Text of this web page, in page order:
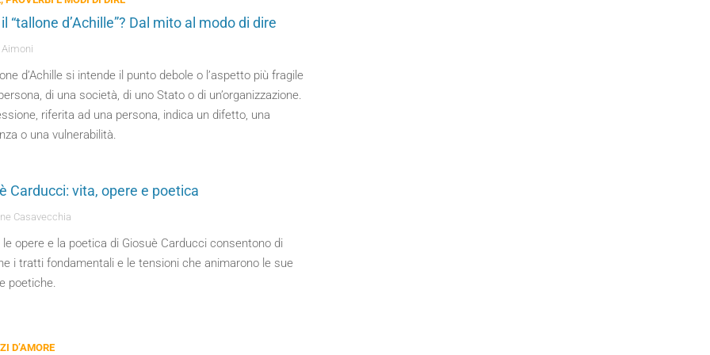
il “tallone d’Achille”? Dal mito al modo di dire
d’Achille si intende il punto debole o l’aspetto più fragile
di una società, di uno Stato o di un’organizzazione.
riferita ad una persona, indica un difetto, una
o una vulnerabilità.
Carducci: vita, opere e poetica
Casavecchia
le opere e la poetica di Giosuè Carducci consentono di
i tratti fondamentali e le tensioni che animarono le sue
poetiche.
D’AMORE